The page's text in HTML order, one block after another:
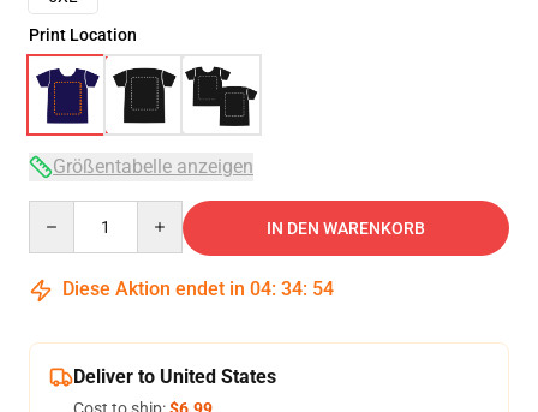
Print Location
Größentabelle anzeigen
IN DEN WARENKORB
Diese Aktion endet in 04: 34: 53
Deliver to United States